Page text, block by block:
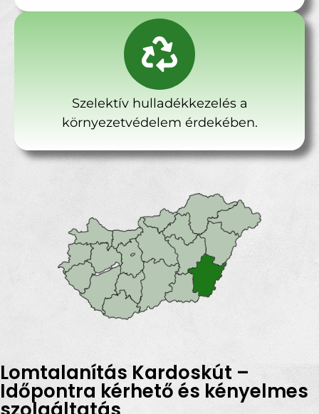
Szelektív hulladékkezelés a
környezetvédelem érdekében.
Lomtalanítás Kardoskút –
Időpontra kérhető és kényelmes